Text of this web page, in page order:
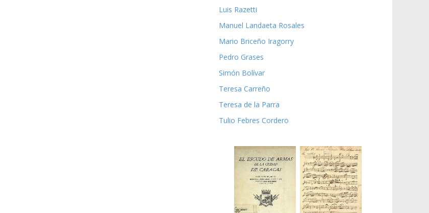
Luis Razetti
Manuel Landaeta Rosales
Mario Briceño Iragorry
Pedro Grases
Simón Bolívar
Teresa Carreño
Teresa de la Parra
Tulio Febres Cordero